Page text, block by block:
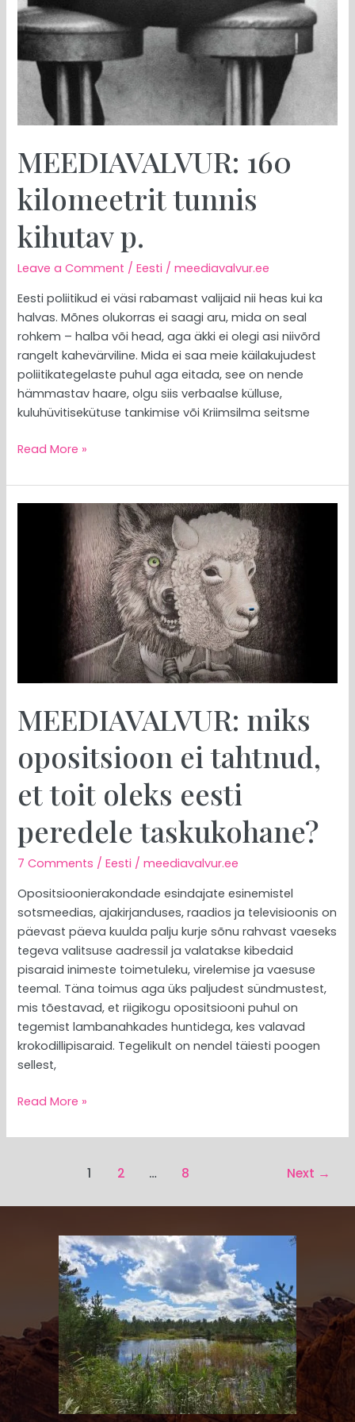
MEEDIAVALVUR: 160
kilomeetrit tunnis
kihutav p.
Leave a Comment /Eesti /meediavalvur.ee
Eesti poliitikud ei väsi rabamast valijaid nii heas kui ka
halvas. Mõnes olukorras ei saagi aru, mida on seal
rohkem – halba või head, aga äkki ei olegi asi niivõrd
rangelt kahevärviline. Mida ei saa meie käilakujudest
poliitikategelaste puhul aga eitada, see on nende
hämmastav haare, olgu siis verbaalse külluse,
kuluhüvitisekütuse tankimise või Kriimsilma seitsme
Read More »
MEEDIAVALVUR: miks
opositsioon ei tahtnud,
et toit oleks eesti
peredele taskukohane?
7 Comments /Eesti /meediavalvur.ee
Opositsioonierakondade esindajate esinemistel
sotsmeedias, ajakirjanduses, raadios ja televisioonis on
päevast päeva kuulda palju kurje sõnu rahvast vaeseks
tegeva valitsuse aadressil ja valatakse kibedaid
pisaraid inimeste toimetuleku, virelemise ja vaesuse
teemal. Täna toimus aga üks paljudest sündmustest,
mis tõestavad, et riigikogu opositsiooni puhul on
tegemist lambanahkades huntidega, kes valavad
krokodillipisaraid. Tegelikult on nendel täiesti poogen
sellest,
MEEDIAVALVUR:
opositsioon
peredele
Read More »
1 2 … 8 Next →